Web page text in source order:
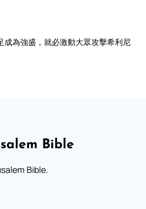
為強盛，就必激動大眾攻擊希利尼
Bible
Bible.